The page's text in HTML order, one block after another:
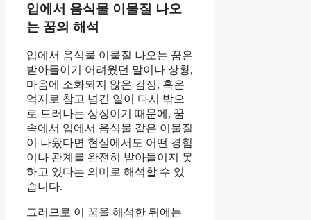
입에서 음식물 이물질 나오
는 꿈의 해석
입에서 음식물 이물질 나오는 꿈은
받아들이기 어려웠던 말이나 상황,
마음에 소화되지 않은 감정, 혹은
억지로 참고 넘긴 일이 다시 밖으
로 드러나는 상징이기 때문에, 꿈
속에서 입에서 음식물 같은 이물질
이 나왔다면 현실에서도 어떤 경험
이나 관계를 완전히 받아들이지 못
하고 있다는 의미로 해석할 수 있
습니다.
그러므로 이 꿈을 해석한 뒤에는